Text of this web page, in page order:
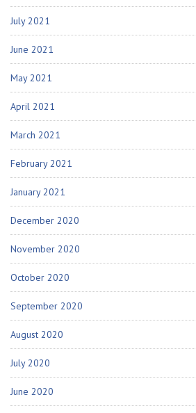
July 2021
June 2021
May 2021
April 2021
March 2021
February 2021
January 2021
December 2020
November 2020
October 2020
September 2020
August 2020
July 2020
June 2020